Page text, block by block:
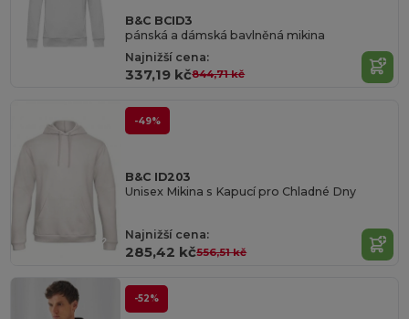
B&C BCID3
pánská a dámská bavlněná mikina
Najnižší cena:
337,19 kč844,71 kč
-49%
B&C ID203
Unisex Mikina s Kapucí pro Chladné Dny
Najnižší cena:
285,42 kč556,51 kč
-52%